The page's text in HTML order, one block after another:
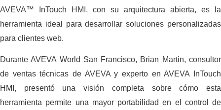
AVEVA™ InTouch HMI, con su arquitectura abierta, es la
herramienta ideal para desarrollar soluciones personalizadas
para clientes web.
Durante AVEVA World San Francisco, Brian Martin, consultor
de ventas técnicas de AVEVA y experto en AVEVA InTouch
HMI, presentó una visión completa sobre cómo esta
herramienta permite una mayor portabilidad en el control de